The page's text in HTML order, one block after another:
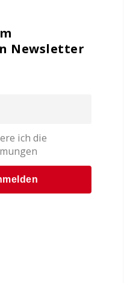
Newsletter
ich die